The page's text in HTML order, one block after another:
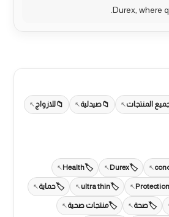
Durex, where
المنتجات صيدلية للازواج
Durex
Health
Protection
ultra thin حماية
صحة منتجات صحية